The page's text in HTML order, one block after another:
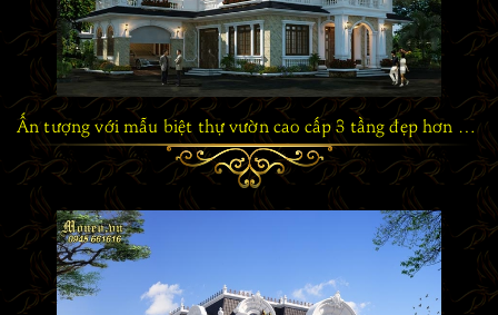
Ấn tượng với mẫu biệt thự vườn cao cấp 3 tầng đẹp hơn 200m2 ở Hà Nội